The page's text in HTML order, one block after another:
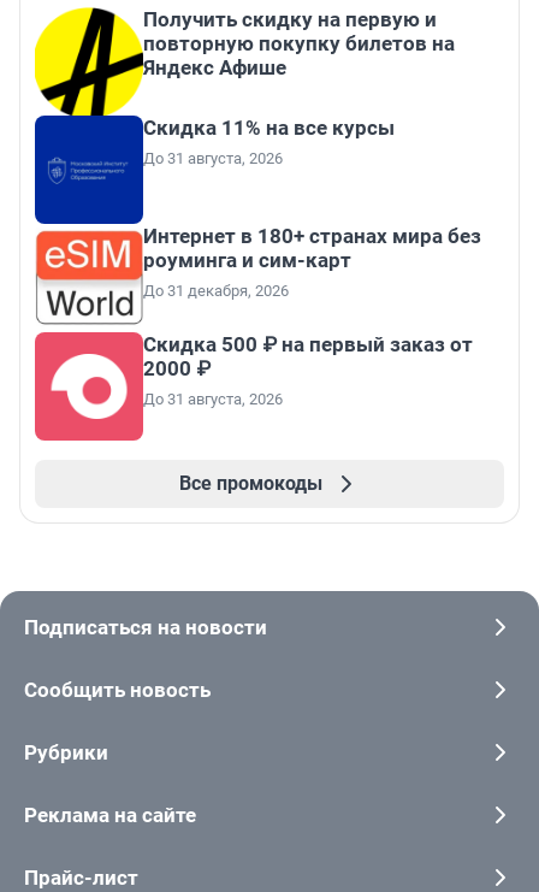
Получить скидку на первую и
повторную покупку билетов на
Яндекс Афише
Скидка 11% на все курсы
До 31 августа, 2026
Интернет в 180+ странах мира без
роуминга и сим-карт
До 31 декабря, 2026
Скидка 500 ₽ на первый заказ от
2000 ₽
До 31 августа, 2026
Все промокоды
Подписаться на новости
Сообщить новость
Рубрики
Реклама на сайте
Прайс-лист